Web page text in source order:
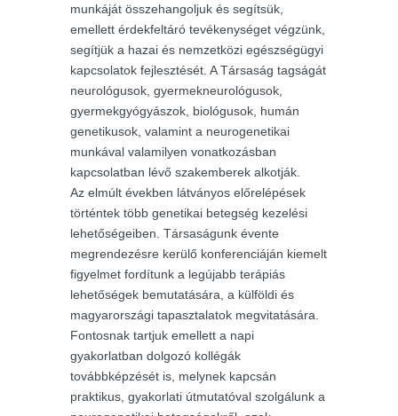
munkáját összehangoljuk és segítsük,
emellett érdekfeltáró tevékenységet végzünk,
segítjük a hazai és nemzetközi egészségügyi
kapcsolatok fejlesztését. A Társaság tagságát
neurológusok, gyermekneurológusok,
gyermekgyógyászok, biológusok, humán
genetikusok, valamint a neurogenetikai
munkával valamilyen vonatkozásban
kapcsolatban lévő szakemberek alkotják.
Az elmúlt években látványos előrelépések
történtek több genetikai betegség kezelési
lehetőségeiben. Társaságunk évente
megrendezésre kerülő konferenciáján kiemelt
figyelmet fordítunk a legújabb terápiás
lehetőségek bemutatására, a külföldi és
magyarországi tapasztalatok megvitatására.
Fontosnak tartjuk emellett a napi
gyakorlatban dolgozó kollégák
továbbképzését is, melynek kapcsán
praktikus, gyakorlati útmutatóval szolgálunk a